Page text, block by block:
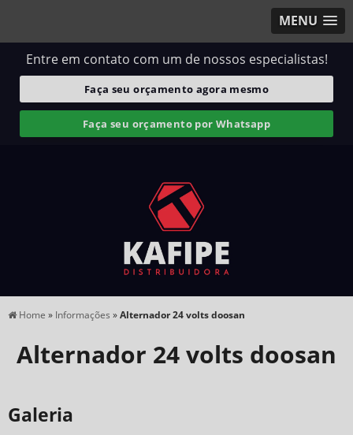
MENU
Entre em contato com um de nossos especialistas!
Faça seu orçamento agora mesmo
Faça seu orçamento por Whatsapp
Home » Informações »Alternador 24 volts doosan
Alternador 24 volts doosan
Galeria